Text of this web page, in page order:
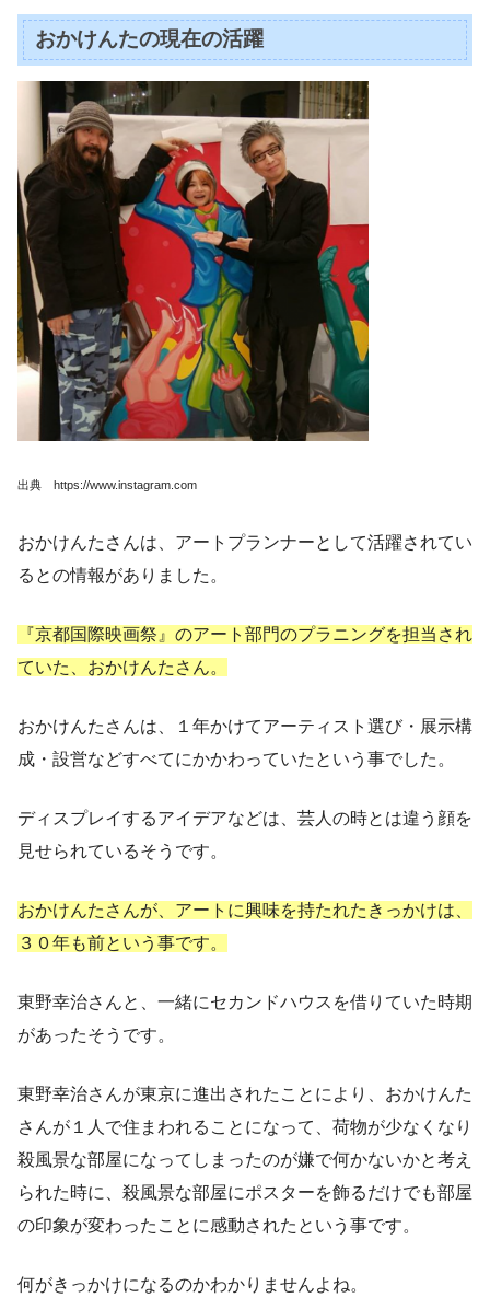
おかけんたの現在の活躍
出典 https://www.instagram.com
おかけんたさんは、アートプランナーとして活躍されてい
るとの情報がありました。
『京都国際映画祭』のアート部門のプラニングを担当され
ていた、おかけんたさん。
おかけんたさんは、１年かけてアーティスト選び・展示構
成・設営などすべてにかかわっていたという事でした。
ディスプレイするアイデアなどは、芸人の時とは違う顔を
見せられているそうです。
おかけんたさんが、アートに興味を持たれたきっかけは、
３０年も前という事です。
東野幸治さんと、一緒にセカンドハウスを借りていた時期
があったそうです。
東野幸治さんが東京に進出されたことにより、おかけんた
さんが１人で住まわれることになって、荷物が少なくなり
殺風景な部屋になってしまったのが嫌で何かないかと考え
られた時に、殺風景な部屋にポスターを飾るだけでも部屋
の印象が変わったことに感動されたという事です。
何がきっかけになるのかわかりませんよね。